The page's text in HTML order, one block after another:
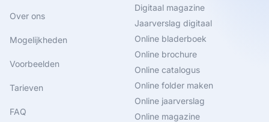
Over ons
Mogelijkheden
Voorbeelden
Tarieven
FAQ
Digitaal magazine
Jaarverslag digitaal
Online bladerboek
Online brochure
Online catalogus
Online folder maken
Online jaarverslag
Online magazine